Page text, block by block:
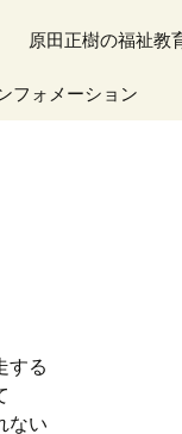
ア
原田正樹の福祉教
アーカイブ（１）
アーカイブ（５）
フォメーション
する
ない